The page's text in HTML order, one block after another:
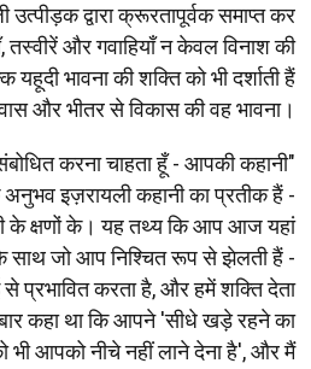
द्वारा क्रूरतापूर्वक समाप्त कर
तस्वीरें और गवाहियाँ न केवल विनाश की
यहूदी भावना की शक्ति को भी दर्शाती हैं
और भीतर से विकास की वह भावना।"
करना चाहता हूँ - आपकी कहानी
इज़रायली कहानी का प्रतीक हैं -
के क्षणों के। यह तथ्य कि आप आज यहां
साथ जो आप निश्चित रूप से झेलती हैं -
प्रभावित करता है, और हमें शक्ति देता
कहा था कि आपने 'सीधे खड़े रहने का
भी आपको नीचे नहीं लाने देना है', और मैं